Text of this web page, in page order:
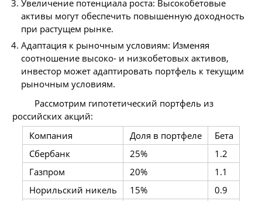
Увеличение потенциала роста: Высокобетовые
активы могут обеспечить повышенную доходность
при растущем рынке.
Адаптация к рыночным условиям: Изменяя
соотношение высоко- и низкобетовых активов,
инвестор может адаптировать портфель к текущим
рыночным условиям.
Рассмотрим гипотетический портфель из
российских акций:
Компания
Доля в портфеле
Бета
Сбербанк
25%
1.2
Газпром
20%
1.1
Норильский никель
15%
0.9